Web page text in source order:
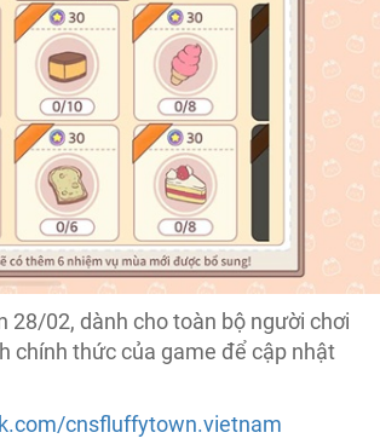
28/02, dành cho toàn bộ người chơi
chính thức của game để cập nhật
cnsfluffytown.vietnam